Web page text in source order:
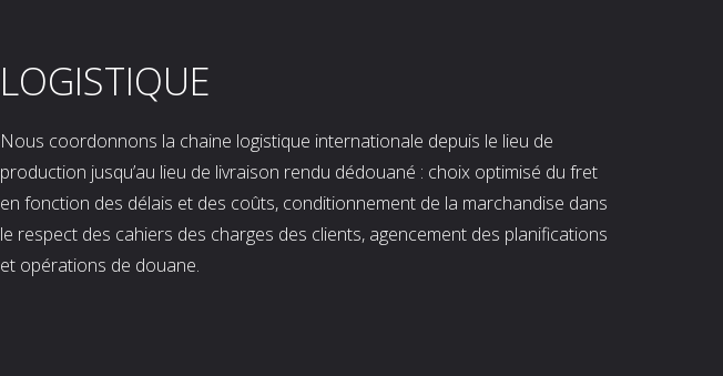
LOGISTIQUE
Nous coordonnons la chaine logistique internationale depuis le lieu de
production jusqu’au lieu de livraison rendu dédouané : choix optimisé du fret
en fonction des délais et des coûts, conditionnement de la marchandise dans
le respect des cahiers des charges des clients, agencement des planifications
et opérations de douane.